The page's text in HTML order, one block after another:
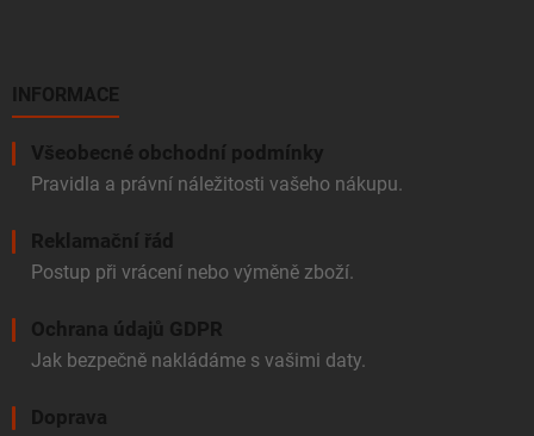
INFORMACE
Všeobecné obchodní podmínky
Pravidla a právní náležitosti vašeho nákupu.
Reklamační řád
Postup při vrácení nebo výměně zboží.
Ochrana údajů GDPR
Jak bezpečně nakládáme s vašimi daty.
Doprava